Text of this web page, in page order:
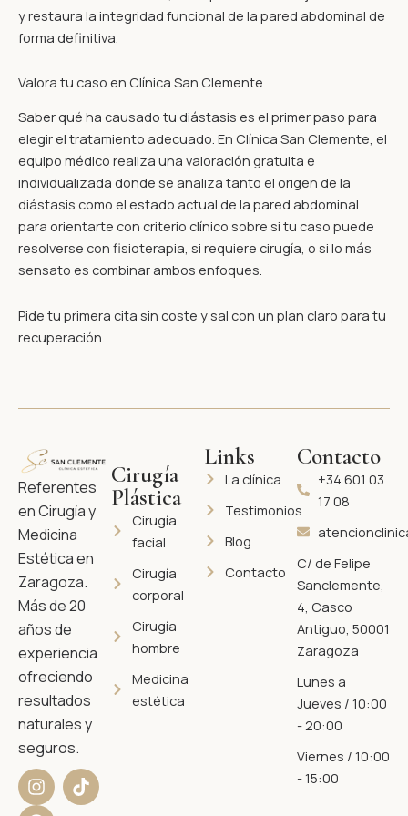
y restaura la integridad funcional de la pared abdominal de
forma definitiva.
Valora tu caso en Clínica San Clemente
Saber qué ha causado tu diástasis es el primer paso para
elegir el tratamiento adecuado. En Clínica San Clemente, el
equipo médico realiza una valoración gratuita e
individualizada donde se analiza tanto el origen de la
diástasis como el estado actual de la pared abdominal
para orientarte con criterio clínico sobre si tu caso puede
resolverse con fisioterapia, si requiere cirugía, o si lo más
sensato es combinar ambos enfoques.
Pide tu primera cita sin coste y sal con un plan claro para tu
recuperación.
Referentes
en Cirugía y
Medicina
Estética en
Zaragoza.
Más de 20
años de
experiencia
ofreciendo
resultados
naturales y
seguros.
I
n
T
i
F
a
Cirugía
Plástica
Cirugía
facial
Cirugía
corporal
Cirugía
hombre
Medicina
estética
Links
La clínica
Testimonios
Blog
Contacto
Contacto
+34 601 03
17 08
C/ de Felipe
Sanclemente,
4, Casco
Antiguo, 50001
Zaragoza
Lunes a
Jueves / 10:00
- 20:00
Viernes / 10:00
- 15:00